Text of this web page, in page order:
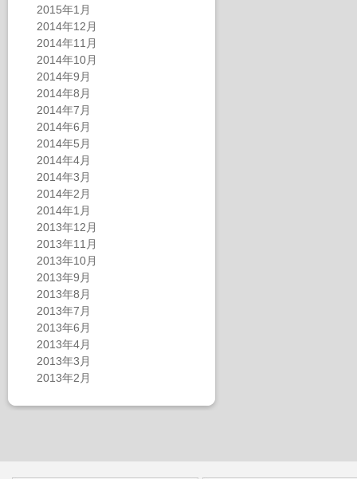
2015年1月
2014年12月
2014年11月
2014年10月
2014年9月
2014年8月
2014年7月
2014年6月
2014年5月
2014年4月
2014年3月
2014年2月
2014年1月
2013年12月
2013年11月
2013年10月
2013年9月
2013年8月
2013年7月
2013年6月
2013年4月
2013年3月
2013年2月